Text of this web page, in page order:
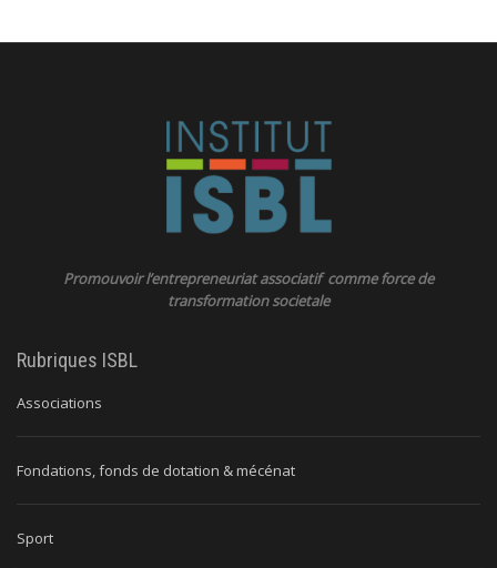
Promouvoir l’entrepreneuriat associatif comme force de
transformation societale
Rubriques ISBL
Associations
Fondations, fonds de dotation & mécénat
Sport